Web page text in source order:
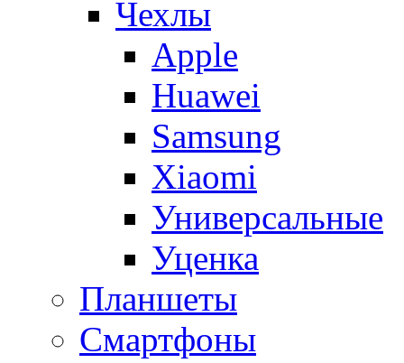
Чехлы
Apple
Huawei
Samsung
Xiaomi
Универсальные
Уценка
Планшеты
Смартфоны